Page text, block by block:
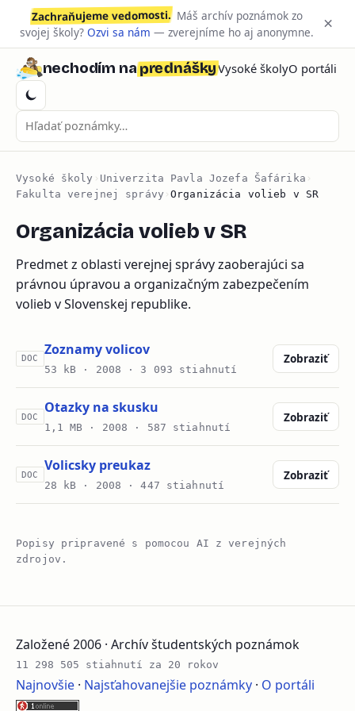
Zachraňujeme vedomosti. Máš archív poznámok zo
svojej školy? Ozvi sa nám — zverejníme ho aj anonymne. ×
nechodím naprednáškyVysoké školyO portáli
Vysoké školy › Univerzita Pavla Jozefa Šafárika ›
Fakulta verejnej správy ›Organizácia volieb v SR
Organizácia volieb v SR
Predmet z oblasti verejnej správy zaoberajúci sa
právnou úpravou a organizačným zabezpečením
volieb v Slovenskej republike.
DOC
Zoznamy volicov
53 kB · 2008 · 3 093 stiahnutí
Zobraziť
DOC
Otazky na skusku
1,1 MB · 2008 · 587 stiahnutí
Zobraziť
DOC
Volicsky preukaz
28 kB · 2008 · 447 stiahnutí
Zobraziť
Popisy pripravené s pomocou AI z verejných
zdrojov.
Založené 2006 · Archív študentských poznámok
11 298 505 stiahnutí za 20 rokov
Najnovšie · Najsťahovanejšie poznámky · O portáli